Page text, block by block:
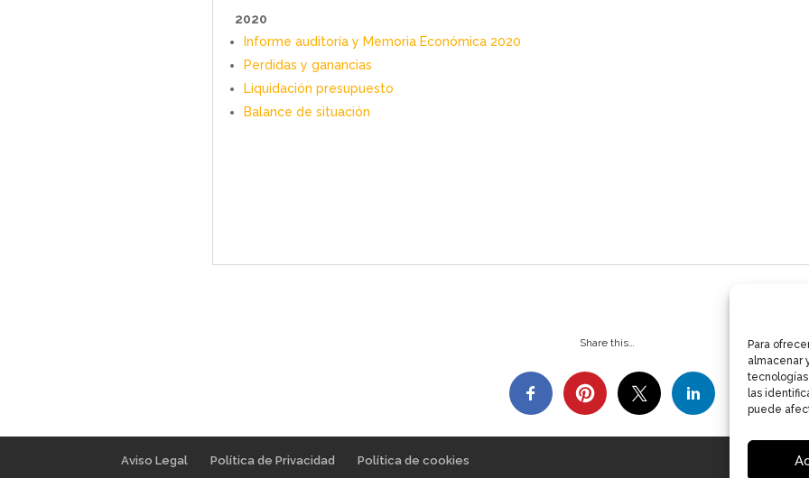
Para
almacenar
las
puede
2020
Informe auditoría y Memoria Económica 2020
Perdidas y ganancias
Liquidación presupuesto
Balance de situación
Share this…
Aviso Legal Política de Privacidad Política de cookies